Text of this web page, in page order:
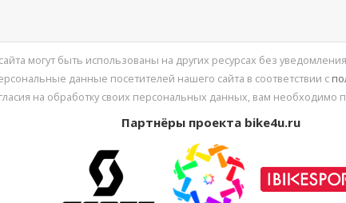
могут быть использованы на других ресурсах без
данные посетителей нашего сайта в соответствии с
на обработку своих персональных данных, вам необходимо
Партнёры проекта bike4u.ru